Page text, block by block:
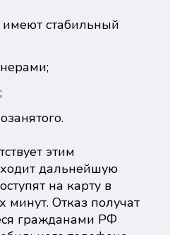
имеют стабильный
этим
дальнейшую
на карту в
минут. Отказ получат
гражданами РФ